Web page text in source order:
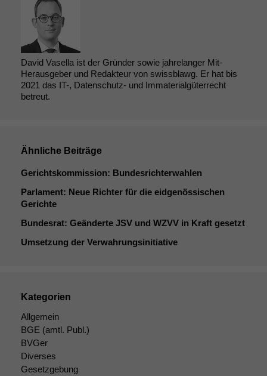
David Vasella ist der Gründer sowie jahrelanger Mit-
Herausgeber und Redakteur von swissblawg. Er hat bis
2021 das IT-, Datenschutz- und Immaterialgüterrecht
betreut.
Ähnliche Beiträge
Gerichtskommission: Bundesrichterwahlen
Parlament: Neue Richter für die eidgenössischen
Gerichte
Bundesrat: Geänderte JSV und WZVV in Kraft gesetzt
Umsetzung der Verwahrungsinitiative
Kategorien
Allgemein
BGE (amtl. Publ.)
BVGer
Diverses
Gesetzgebung